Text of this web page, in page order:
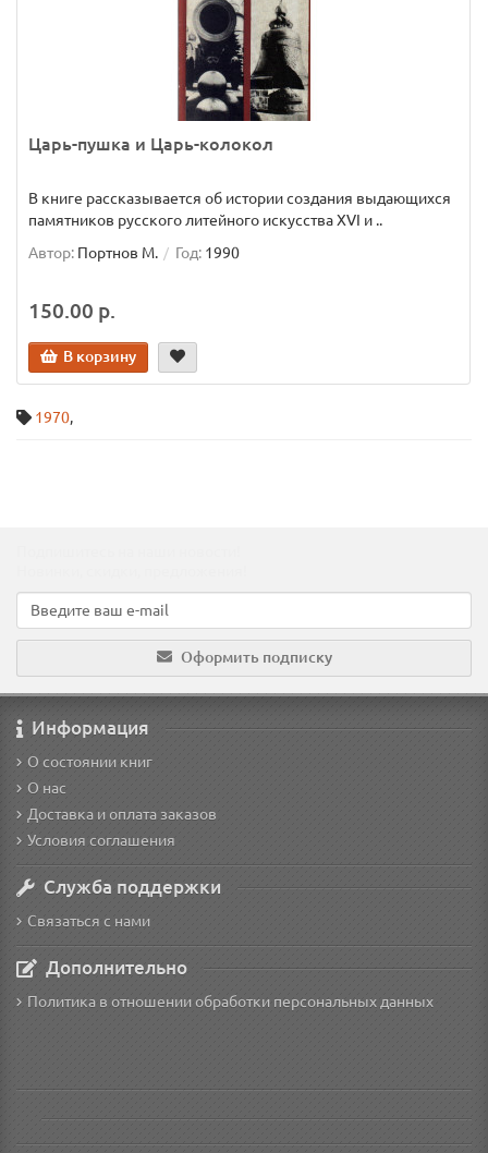
Царь-пушка и Царь-колокол
В книге рассказывается об истории создания выдающихся
памятников русского литейного искусства XVI и ..
Автор: Портнов М. Год: 1990
150.00 р.
В корзину
1970,
Оформить подписку
Информация
О состоянии книг
О нас
Доставка и оплата заказов
Условия соглашения
Служба поддержки
Связаться с нами
Дополнительно
Политика в отношении обработки персональных данных